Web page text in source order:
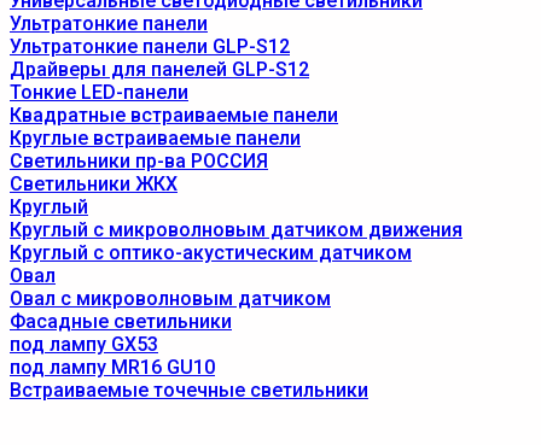
Ультратонкие панели
Ультратонкие панели GLP-S12
Драйверы для панелей GLP-S12
Тонкие LED-панели
Квадратные встраиваемые панели
Круглые встраиваемые панели
Светильники пр-ва РОССИЯ
Светильники ЖКХ
Круглый
Круглый с микроволновым датчиком движения
Круглый с оптико-акустическим датчиком
Овал
Овал с микроволновым датчиком
Фасадные светильники
под лампу GX53
под лампу MR16 GU10
Встраиваемые точечные светильники